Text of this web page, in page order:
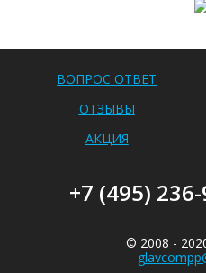
ВОПРОС ОТВЕТ
ОТЗЫВЫ
АКЦИЯ
+7 (495)
© 2008 -